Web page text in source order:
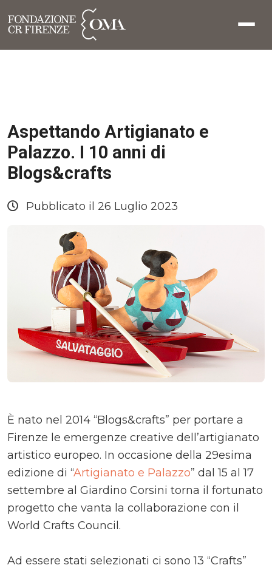
Aspettando Artigianato e
Palazzo. I 10 anni di
Blogs&crafts
Pubblicato il 26 Luglio 2023
È nato nel 2014 “Blogs&crafts” per portare a
Firenze le emergenze creative dell’artigianato
artistico europeo. In occasione della 29esima
edizione di “Artigianato e Palazzo” dal 15 al 17
settembre al Giardino Corsini torna il fortunato
progetto che vanta la collaborazione con il
World Crafts Council.
Ad essere stati selezionati ci sono 13 “Crafts”